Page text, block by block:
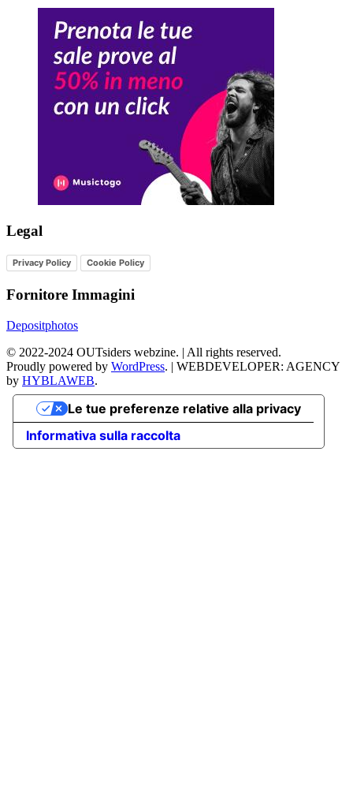
Legal
Privacy Policy Cookie Policy
Fornitore Immagini
Depositphotos
© 2022-2024 OUTsiders webzine. | All rights reserved.
Proudly powered by WordPress. | WEBDEVELOPER: AGENCY
by HYBLAWEB.
Informativa sulla raccolta
Le tue preferenze relative alla privacy